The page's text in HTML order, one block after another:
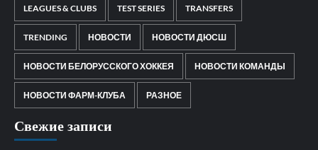
LEAGUES & CLUBS TEST SERIES TRANSFERS
TRENDING НОВОСТИ НОВОСТИ ДЮСШ
НОВОСТИ БЕЛОРУССКОГО ХОККЕЯ НОВОСТИ КОМАНДЫ
НОВОСТИ ФАРМ-КЛУБА РАЗНОЕ
Свежие записи